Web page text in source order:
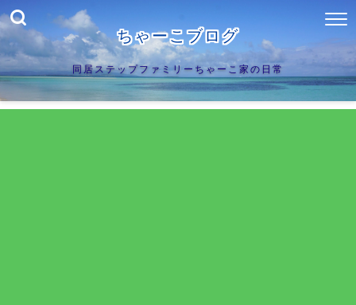
ちゃーこブログ
同居ステップファミリーちゃーこ家の日常